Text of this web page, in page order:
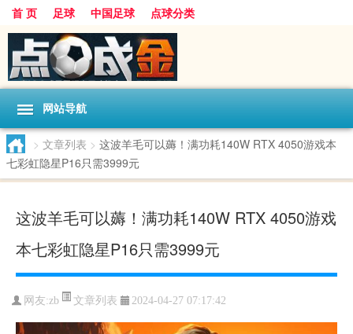
首 页 足球 中国足球 点球分类
网站导航
> 文章列表 > 这波羊毛可以薅！满功耗140W RTX 4050游戏本
七彩虹隐星P16只需3999元
这波羊毛可以薅！满功耗140W RTX 4050游戏
本七彩虹隐星P16只需3999元
网友:zb 文章列表 2024-04-27 07:17:42